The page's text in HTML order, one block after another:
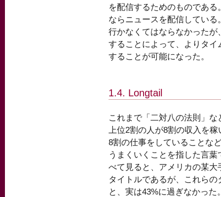
を配信するためのものであ
ならニュースを配信してい
行かなくてはならなかった
することによって、よりタ
することが可能になった。
1.4. Longtail
これまで「二対八の法則」
上位2割の人が8割の収入を
8割の仕事をしていることな
うまくいくことを指した言
べて見ると、アメリカの某
タイトルであるが、これら
と、実は43%に過ぎなかっ